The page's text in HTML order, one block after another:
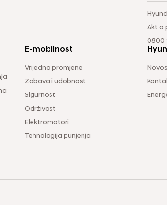
Akt o
0800
E-mobilnost
Vrijedno promjene
Zabava i udobnost
Sigurnost
Održivost
Elektromotori
Tehnologija punjenja